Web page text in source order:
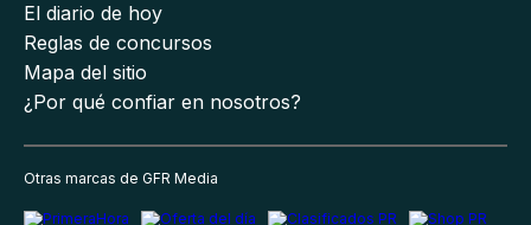
El diario de hoy
Reglas de concursos
Mapa del sitio
¿Por qué confiar en nosotros?
Otras marcas de GFR Media